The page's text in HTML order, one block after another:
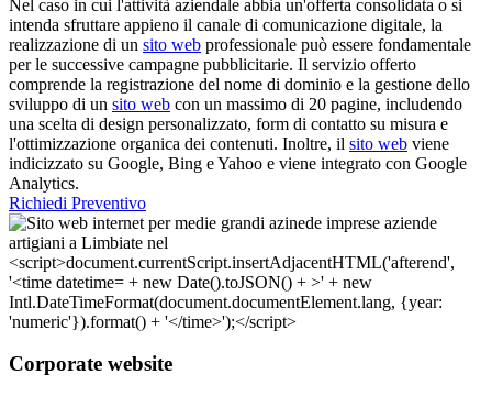
Nel caso in cui l'attività aziendale abbia un'offerta consolidata o si
intenda sfruttare appieno il canale di comunicazione digitale, la
realizzazione di un sito web professionale può essere fondamentale
per le successive campagne pubblicitarie. Il servizio offerto
comprende la registrazione del nome di dominio e la gestione dello
sviluppo di un sito web con un massimo di 20 pagine, includendo
una scelta di design personalizzato, form di contatto su misura e
l'ottimizzazione organica dei contenuti. Inoltre, il sito web viene
indicizzato su Google, Bing e Yahoo e viene integrato con Google
Analytics.
Richiedi Preventivo
Corporate website